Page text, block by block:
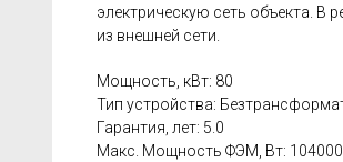
электрическую сеть объекта. В
из внешней сети.
Мощность, кВт: 80
Тип устройства:
Гарантия, лет: 5.0
Макс. Мощность ФЭМ, Вт: